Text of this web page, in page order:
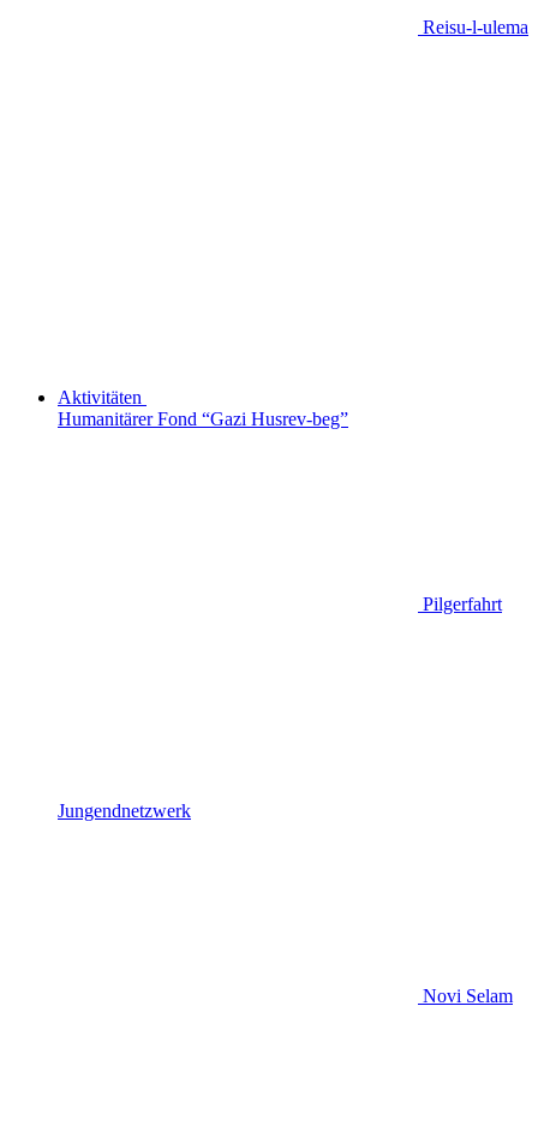
Reisu-l-ulema
Aktivitäten
Humanitärer Fond “Gazi Husrev-beg”
Pilgerfahrt
Jungendnetzwerk
Novi Selam